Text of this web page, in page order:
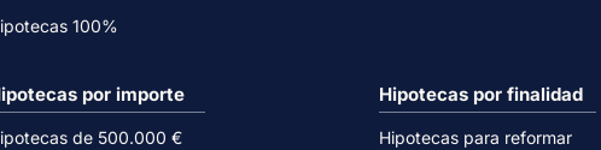
100%
Hipotecas por finalidad
Hipotecas para reformar
por importe
de 500.000 €